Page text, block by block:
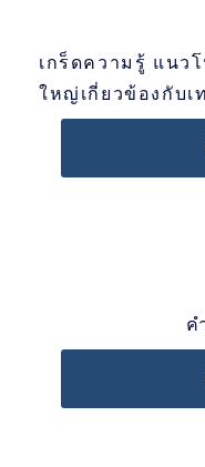
เกร็ดความรู้ แนว
ใหญ่เกี่ยวข้องกับเ
ค